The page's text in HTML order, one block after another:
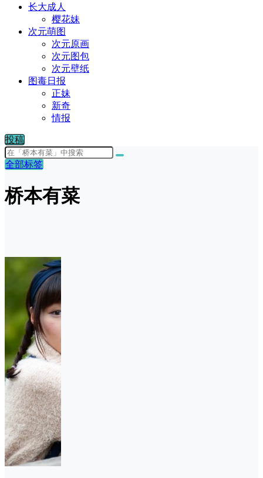
长大成人
樱花妹
次元萌图
次元原画
次元图包
次元壁纸
图毒日报
正妹
新奇
情报
投稿
全部标签
桥本有菜